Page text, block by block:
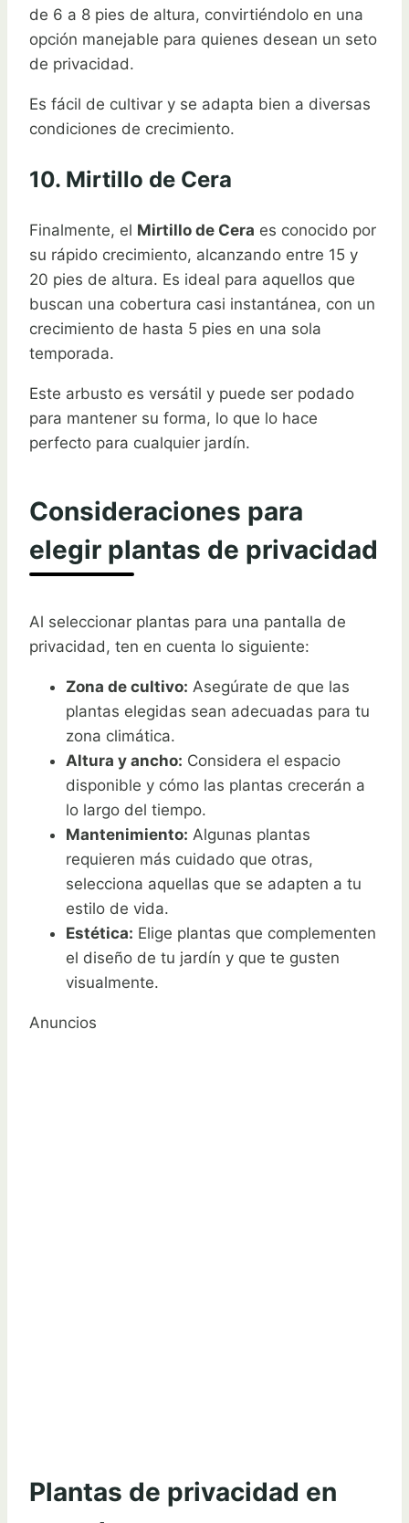
de 6 a 8 pies de altura, convirtiéndolo en una
opción manejable para quienes desean un seto
de privacidad.
Es fácil de cultivar y se adapta bien a diversas
condiciones de crecimiento.
10. Mirtillo de Cera
Finalmente, el Mirtillo de Cera es conocido por
su rápido crecimiento, alcanzando entre 15 y
20 pies de altura. Es ideal para aquellos que
buscan una cobertura casi instantánea, con un
crecimiento de hasta 5 pies en una sola
temporada.
Este arbusto es versátil y puede ser podado
para mantener su forma, lo que lo hace
perfecto para cualquier jardín.
Consideraciones para
elegir plantas de privacidad
Al seleccionar plantas para una pantalla de
privacidad, ten en cuenta lo siguiente:
Zona de cultivo: Asegúrate de que las
plantas elegidas sean adecuadas para tu
zona climática.
Altura y ancho: Considera el espacio
disponible y cómo las plantas crecerán a
lo largo del tiempo.
Mantenimiento: Algunas plantas
requieren más cuidado que otras,
selecciona aquellas que se adapten a tu
estilo de vida.
Estética: Elige plantas que complementen
el diseño de tu jardín y que te gusten
visualmente.
Anuncios
Plantas de privacidad en